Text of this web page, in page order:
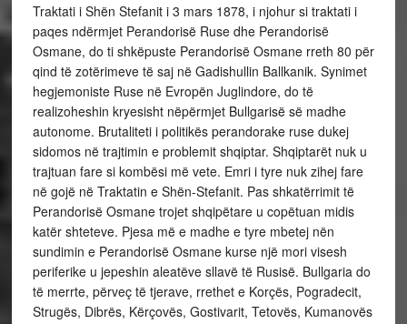
Traktati i Shën Stefanit i 3 mars 1878, i njohur si traktati i
paqes ndërmjet Perandorisë Ruse dhe Perandorisë
Osmane, do ti shkëpuste Perandorisë Osmane rreth 80 për
qind të zotërimeve të saj në Gadishullin Ballkanik. Synimet
hegjemoniste Ruse në Evropën Juglindore, do të
realizoheshin kryesisht nëpërmjet Bullgarisë së madhe
autonome. Brutaliteti i politikës perandorake ruse dukej
sidomos në trajtimin e problemit shqiptar. Shqiptarët nuk u
trajtuan fare si kombësi më vete. Emri i tyre nuk zihej fare
në gojë në Traktatin e Shën-Stefanit. Pas shkatërrimit të
Perandorisë Osmane trojet shqipëtare u copëtuan midis
katër shteteve. Pjesa më e madhe e tyre mbetej nën
sundimin e Perandorisë Osmane kurse një mori visesh
periferike u jepeshin aleatëve sllavë të Rusisë. Bullgaria do
të merrte, përveç të tjerave, rrethet e Korçës, Pogradecit,
Strugës, Dibrës, Kërçovës, Gostivarit, Tetovës, Kumanovës